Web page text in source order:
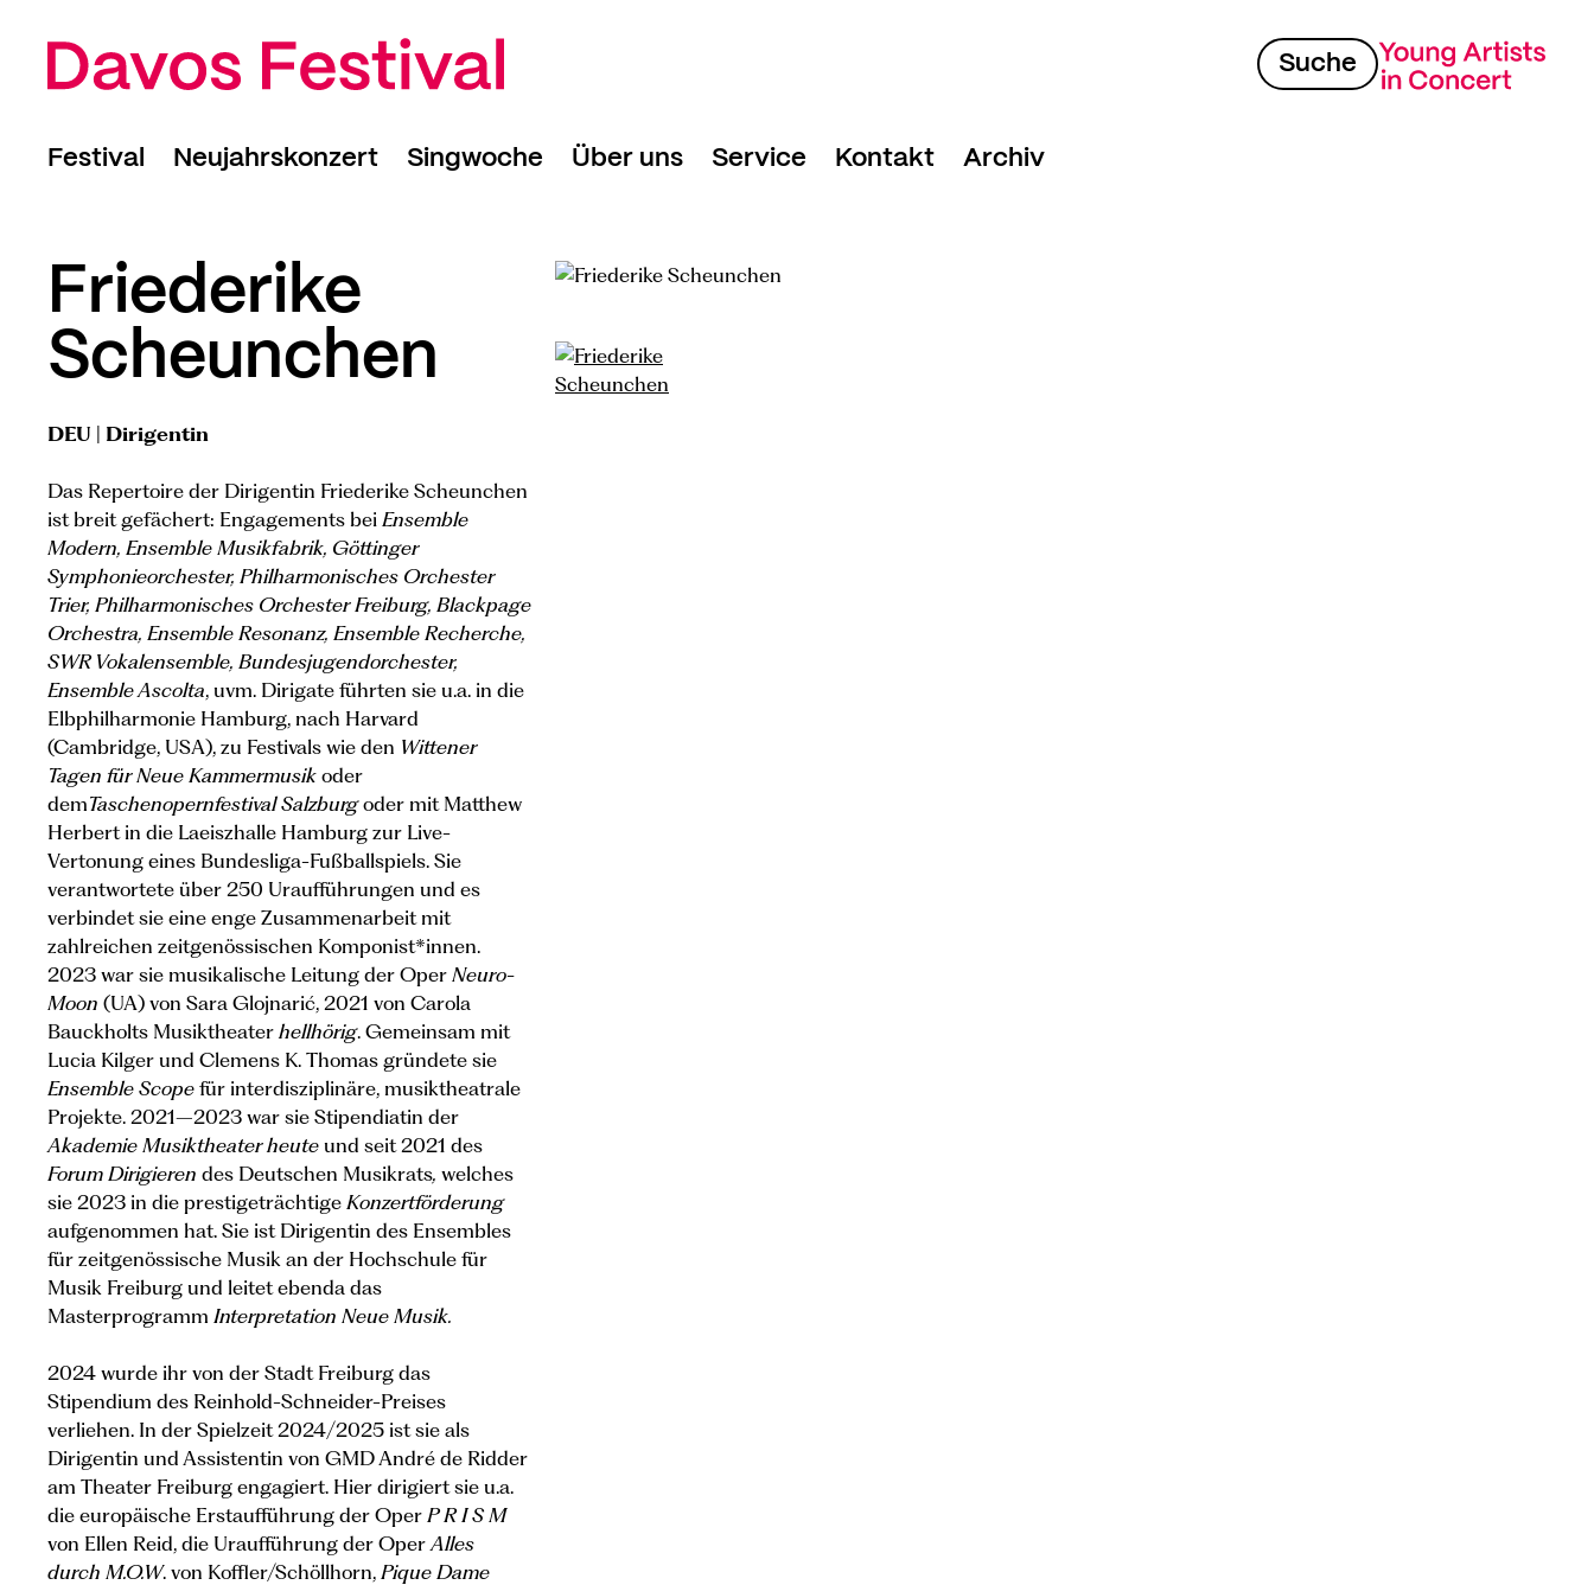
Suche
Festival
Rahmenprogramm
Young Artists
Tickets
Neujahrskonzert
Singwoche
Anmeldung und Tickets
Über uns
Freunde Davos Festival
Danke!
Service
Newsletter
Kontakt
Archiv
Friederike
Scheunchen
DEU | Dirigentin
Das Repertoire der Dirigentin Friederike Scheunchen
ist breit gefächert: Engagements bei Ensemble
Modern, Ensemble Musikfabrik, Göttinger
Symphonieorchester, Philharmonisches Orchester
Trier, Philharmonisches Orchester Freiburg, Blackpage
Orchestra, Ensemble Resonanz, Ensemble Recherche,
SWR Vokalensemble, Bundesjugendorchester,
Ensemble Ascolta, uvm. Dirigate führten sie u.a. in die
Elbphilharmonie Hamburg, nach Harvard
(Cambridge, USA), zu Festivals wie den Wittener
Tagen für Neue Kammermusik oder
demTaschenopernfestival Salzburgoder mit Matthew
Herbert in die Laeiszhalle Hamburg zur Live-
Vertonung eines Bundesliga-Fußballspiels. Sie
verantwortete über 250 Uraufführungen und es
verbindet sie eine enge Zusammenarbeit mit
zahlreichen zeitgenössischen Komponist*innen.
2023 war sie musikalische Leitung der Oper Neuro-
Moon (UA) von Sara Glojnarić, 2021 von Carola
Bauckholts Musiktheaterhellhörig. Gemeinsam mit
Lucia Kilger und Clemens K. Thomas gründete sie
Ensemble Scope für interdisziplinäre, musiktheatrale
Projekte. 2021–2023 war sie Stipendiatin der
Akademie Musiktheater heute und seit 2021 des
Forum Dirigieren des Deutschen Musikrats, welches
sie 2023 in die prestigeträchtige Konzertförderung
aufgenommen hat. Sie ist Dirigentin des Ensembles
für zeitgenössische Musik an der Hochschule für
Musik Freiburg und leitet ebenda das
Masterprogramm Interpretation Neue Musik.
2024 wurde ihr von der Stadt Freiburg das
Stipendium des Reinhold-Schneider-Preises
verliehen. In der Spielzeit 2024/2025 ist sie als
Dirigentin und Assistentin von GMD André de Ridder
am Theater Freiburg engagiert. Hier dirigiert sie u.a.
die europäische Erstaufführung der Oper P R I S M
von Ellen Reid, die Uraufführung der OperAlles
durch M.O.W. von Koffler/Schöllhorn, Pique Dame